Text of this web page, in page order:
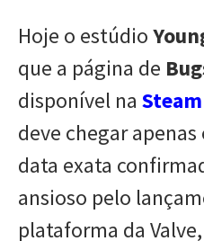
Hoje o estúdio
que a página de
disponível na Steam
deve chegar apenas
data exata
ansioso pelo
plataforma da